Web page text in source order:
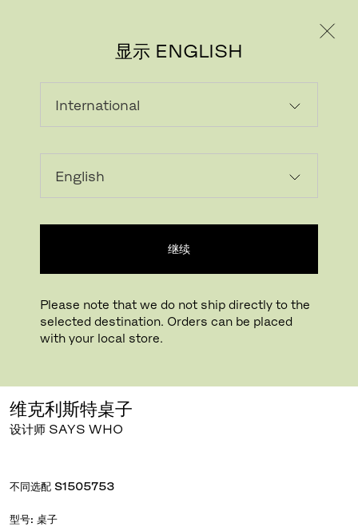
显示 ENGLISH
继续
Please note that we do not ship directly to the
selected destination. Orders can be placed
with your local store.
维克利斯特桌子
设计师 SAYS WHO
不同选配 S1505753
型号: 桌子